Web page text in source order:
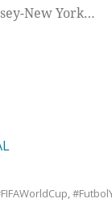
New York…